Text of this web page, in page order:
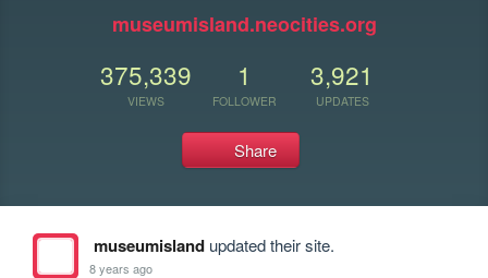
museumisland.neocities.org
375,339
VIEWS
1
FOLLOWER
3,921
UPDATES
Share
museumislandupdated their site.
8 years ago